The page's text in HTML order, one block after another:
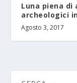
Luna piena
archeologici
Agosto 3, 2017